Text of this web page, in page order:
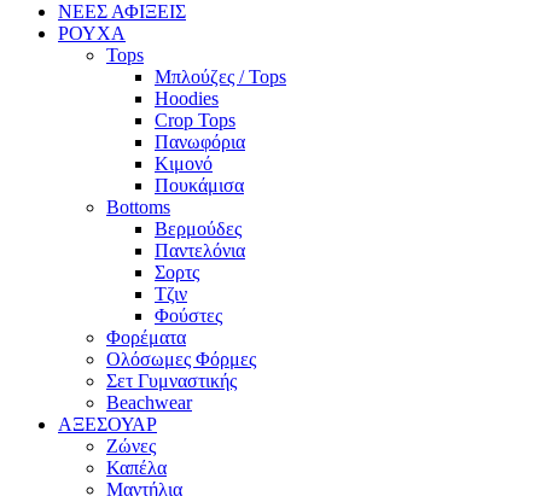
ΝΕΕΣ ΑΦΙΞΕΙΣ
ΡΟΥΧΑ
Tops
Μπλούζες / Tops
Hoodies
Crop Tops
Πανωφόρια
Κιμονό
Πουκάμισα
Bottoms
Βερμούδες
Παντελόνια
Σορτς
Τζιν
Φούστες
Φορέματα
Ολόσωμες Φόρμες
Σετ Γυμναστικής
Beachwear
ΑΞΕΣΟΥΑΡ
Ζώνες
Καπέλα
Μαντήλια